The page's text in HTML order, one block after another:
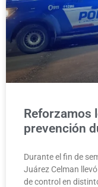
Reforzamos
prevención
Durante el fin de
Juárez Celman
de control en